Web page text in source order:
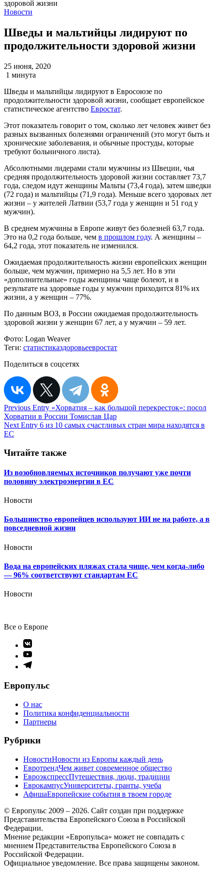
Новости
Шведы и мальтийцы лидируют по
продолжительности здоровой жизни
25 июня, 2020
1 минута
Шведы и мальтийцы лидируют в Евросоюзе по
продолжительности здоровой жизни, сообщает европейское
статистическое агентство Евростат.
Этот показатель говорит о том, сколько лет человек живет без
разных вызванных болезнями ограничений (это могут быть и
хронические заболевания, и обычные простуды, которые
требуют больничного листа).
Абсолютными лидерами стали мужчины из Швеции, чья
средняя продолжительность здоровой жизни составляет 73,7
года, следом идут женщины Мальты (73,4 года), затем шведки
(72 года) и мальтийцы (71,9 года). Меньше всего здоровых лет
жизни – у жителей Латвии (53,7 года у женщин и 51 год у
мужчин).
В среднем мужчины в Европе живут без болезней 63,7 года.
Это на 0,2 года больше, чем в прошлом году. А женщины –
64,2 года, этот показатель не изменился.
Ожидаемая продолжительность жизни европейских женщин
больше, чем мужчин, примерно на 5,5 лет. Но в эти
«дополнительные» годы женщины чаще болеют, и в
результате на здоровые годы у мужчин приходится 81% их
жизни, а у женщин – 77%.
По данным ВОЗ, в России ожидаемая продолжительность
здоровой жизни у женщин 67 лет, а у мужчин – 59 лет.
Фото: Logan Weaver
Теги: статистиказдоровьеевростат
Поделиться в соцсетях
Навигация
по
записям
Previous Entry «Хорватия – как большой перекресток»: посол
Хорватии в России Томислав Цар
Next Entry 6 из 10 самых счастливых стран мира находятся в
ЕС
Читайте также
Из возобновляемых источников получают уже почти
половину электроэнергии в ЕС
Новости
Большинство европейцев используют ИИ не на работе, а в
повседневной жизни
Новости
Вода на европейских пляжах стала чище, чем когда-либо
— 96% соответствуют стандартам ЕС
Новости
Все о Европе
Элемент
меню
Элемент
меню
Элемент
Европульс
О нас
Политика конфиденциальности
Партнеры
Рубрики
НовостиНовости из Европы каждый день
ЕвротрендЧем живет современное общество
ЕвроэкспрессПутешествия, люди, традиции
ЕврокампусУниверситеты, гранты, учеба
АфишаЕвропейские события в твоем городе
© Европульс 2009 – 2026. Сайт создан при поддержке
Представительства Европейского Союза в Российской
Федерации.
Мнение редакции «Европульса» может не совпадать с
мнением Представительства Европейского Союза в
Российской Федерации.
Официальное уведомление. Все права защищены законом.